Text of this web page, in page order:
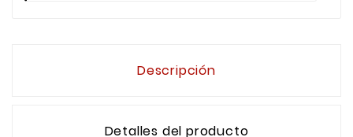
Descripción
Detalles del producto